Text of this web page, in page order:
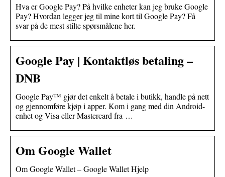
Hva er Google Pay? På hvilke enheter kan jeg bruke Google
Pay? Hvordan legger jeg til mine kort til Google Pay? Få
svar på de mest stilte spørsmålene her.
Google Pay | Kontaktløs betaling –
DNB
Google Pay™ gjør det enkelt å betale i butikk, handle på nett
og gjennomføre kjøp i apper. Kom i gang med din Android-
enhet og Visa eller Mastercard fra …
Om Google Wallet
Om Google Wallet – Google Wallet Hjelp